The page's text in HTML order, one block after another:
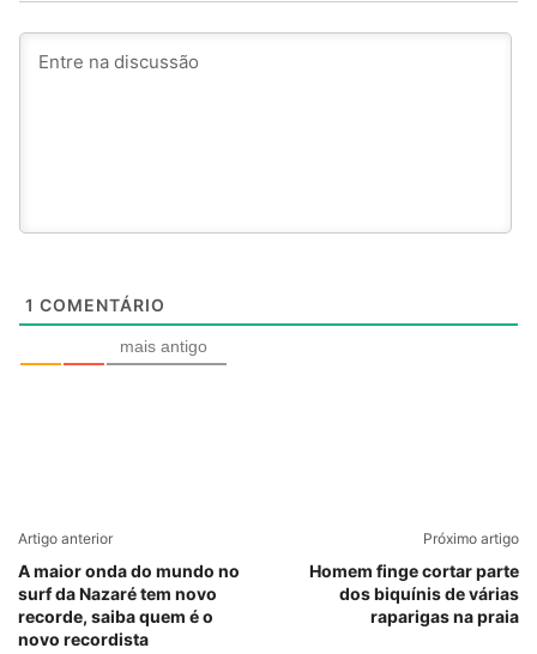
1 COMENTÁRIO
mais antigo
Artigo anterior
A maior onda do mundo no
surf da Nazaré tem novo
recorde, saiba quem é o
novo recordista
Próximo artigo
Homem finge cortar parte
dos biquínis de várias
raparigas na praia